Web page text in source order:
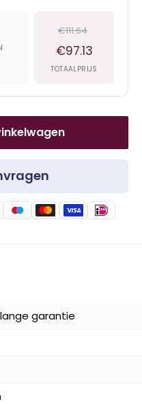
€111.64
€97.13
TOTAALPRIJS
garantie